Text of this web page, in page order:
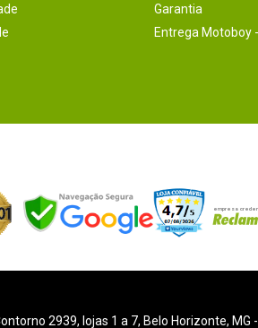
Garantia
Entrega Motoboy
2939, lojas 1 a 7, Belo Horizonte, MG